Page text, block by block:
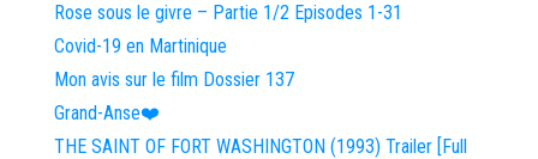
Rose sous le givre – Partie 1/2 Episodes 1-31
Covid-19 en Martinique
Mon avis sur le film Dossier 137
Grand-Anse❤️
THE SAINT OF FORT WASHINGTON (1993) Trailer [Full